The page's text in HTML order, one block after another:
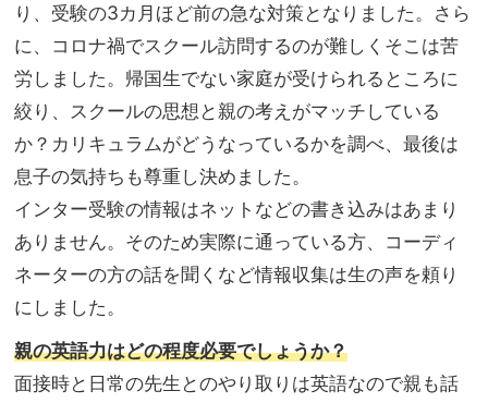
り、受験の3カ月ほど前の急な対策となりました。さら
に、コロナ禍でスクール訪問するのが難しくそこは苦
労しました。帰国生でない家庭が受けられるところに
絞り、スクールの思想と親の考えがマッチしている
か？カリキュラムがどうなっているかを調べ、最後は
息子の気持ちも尊重し決めました。
インター受験の情報はネットなどの書き込みはあまり
ありません。そのため実際に通っている方、コーディ
ネーターの方の話を聞くなど情報収集は生の声を頼り
にしました。
親の英語力はどの程度必要でしょうか？
面接時と日常の先生とのやり取りは英語なので親も話